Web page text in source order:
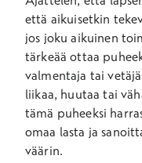
että aikuisetkin
jos joku aikuinen
tärkeää ottaa
valmentaja tai
liikaa, huutaa tai
tämä puheeksi
omaa lasta ja
väärin.